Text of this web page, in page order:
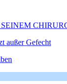
außer Gefecht